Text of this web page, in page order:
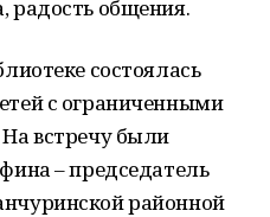
радость общения.
состоялась
с ограниченными
встречу были
– председатель
районной